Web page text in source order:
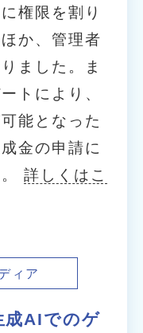
権限を割り
か、管理者
ました。ま
トにより、
能となった
金の申請に
。詳しくはこ
ィア
成AIでのゲ